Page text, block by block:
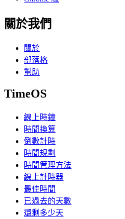
關於我們
關於
部落格
幫助
TimeOS
線上時鐘
時間換算
倒數計時
時間規劃
時間管理方法
線上計時器
最佳時間
已過去的天數
還剩多少天